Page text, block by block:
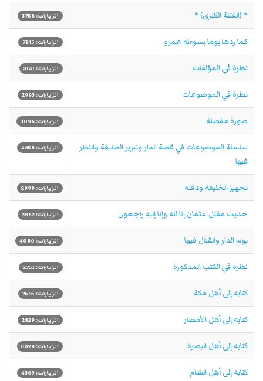
* (الفتنة الكبرى) * الزيارات: 3758
كما ردها يوما بسوءته عمرو الزيارات: 7145
نظرة في المؤلفات الزيارات: 3141
نظرة في الموضوعات الزيارات: 2993
صورة مفصلة الزيارات: 3096
سلسلة الموضوعات في قصة الدار وتبرير الخليفة والنظر
فيها
الزيارات: 4658
تجهيز الخليفة ودفنه الزيارات: 2999
حديث مقتل عثمان إنا لله وإنا إليه راجعون الزيارات: 2862
يوم الدار والقتال فيها الزيارات: 4080
نظرة في الكتب المذكورة الزيارات: 2751
كتابه إلى أهل مكة الزيارات: 2595
كتابه إلى أهل الأمصار الزيارات: 2829
كتابه إلى أهل البصرة الزيارات: 3028
كتابه إلى أهل الشام الزيارات: 4369